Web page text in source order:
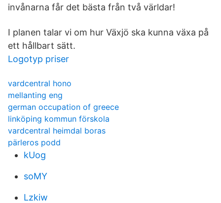
invånarna får det bästa från två världar!
I planen talar vi om hur Växjö ska kunna växa på
ett hållbart sätt.
Logotyp priser
vardcentral hono
mellanting eng
german occupation of greece
linköping kommun förskola
vardcentral heimdal boras
pärleros podd
kUog
soMY
Lzkiw